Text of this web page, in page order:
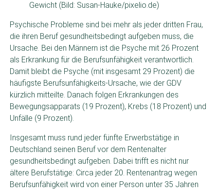
Gewicht (Bild: Susan-Hauke/pixelio.de)
Psychische Probleme sind bei mehr als jeder dritten Frau,
die ihren Beruf gesundheitsbedingt aufgeben muss, die
Ursache. Bei den Männern ist die Psyche mit 26 Prozent
als Erkrankung für die Berufsunfähigkeit verantwortlich.
Damit bleibt die Psyche (mit insgesamt 29 Prozent) die
häufigste Berufsunfähigkeits-Ursache, wie der GDV
kürzlich mitteilte. Danach folgen Erkrankungen des
Bewegungsapparats (19 Prozent), Krebs (18 Prozent) und
Unfälle (9 Prozent).
Insgesamt muss rund jeder fünfte Erwerbstätige in
Deutschland seinen Beruf vor dem Rentenalter
gesundheitsbedingt aufgeben. Dabei trifft es nicht nur
ältere Berufstätige: Circa jeder 20. Rentenantrag wegen
Berufsunfähigkeit wird von einer Person unter 35 Jahren